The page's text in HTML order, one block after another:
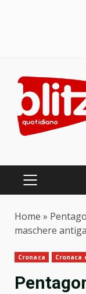
content
PRIMARY
Home »
maschere
Cronaca Cronaca